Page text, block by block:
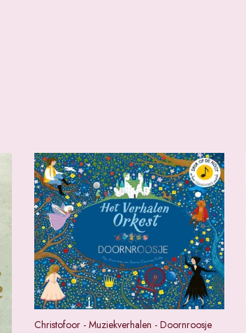
Christofoor - Muziekverhalen - Doornroosje